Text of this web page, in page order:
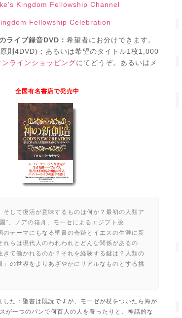
Kingdom Fellowship Channel
Fellowship Celebration
ライブ録音DVD： 希望者にお分けできます。
則4DVD)；あるいは希望のタイトル1枚1,000
ンラインショッピングにてどうぞ。あるいはメ
全国有名書店で発売中
そして復活が意味するものは何か？最初の人類ア
”、ノアの箱舟、モーセによるエジプト脱
のテーマにもなる聖書の奇跡とイエスの生涯に新
れらは現代人のわれわれとどんな関係があるの
きて働かれるのか？それを経験する鍵は？人類の
」の世界をよりあざやかにリアルなものとする挑
した：聖書は既読ですが、モーゼが杖をついたら海が
が一つのパンで何百人の人を養ったりと、神話的な